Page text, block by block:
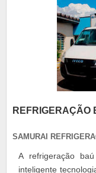
REFRIGERAÇÃO
SAMURAI
A refrigeração
inteligente